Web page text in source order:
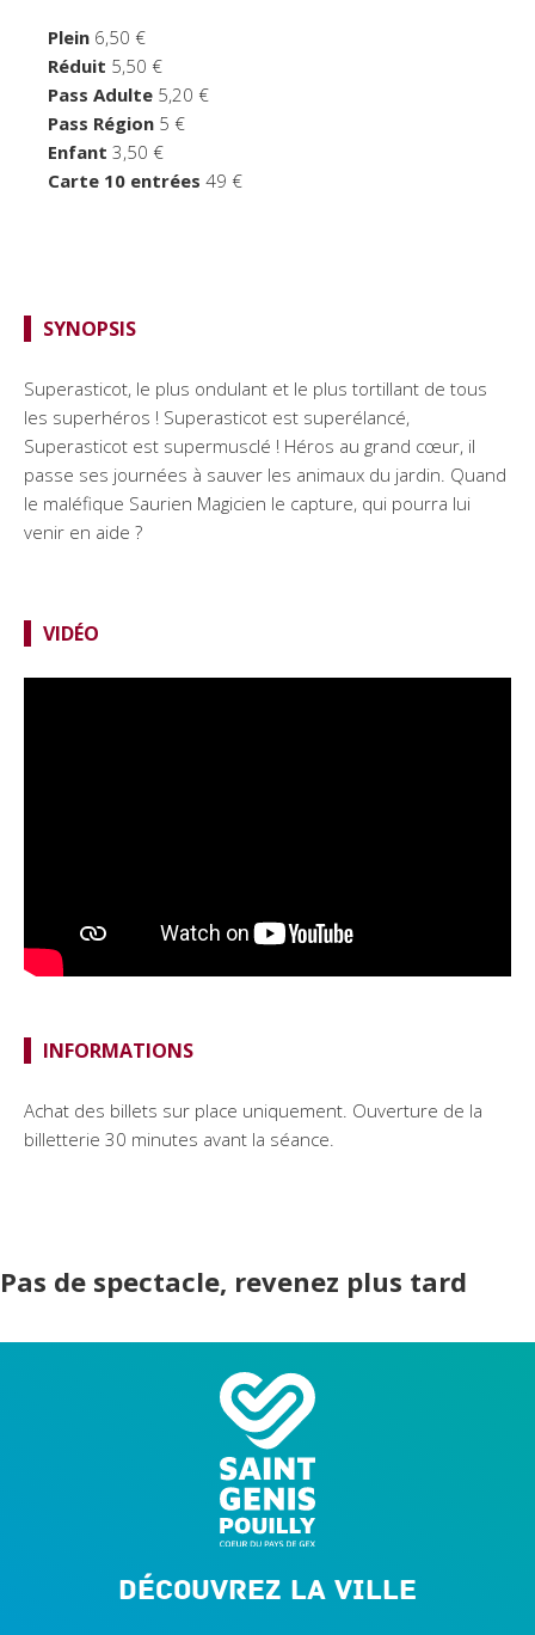
Plein 6,50 €
Réduit 5,50 €
Pass Adulte 5,20 €
Pass Région 5 €
Enfant 3,50 €
Carte 10 entrées 49 €
SYNOPSIS
Superasticot, le plus ondulant et le plus tortillant de tous
les superhéros ! Superasticot est superélancé,
Superasticot est supermusclé ! Héros au grand cœur, il
passe ses journées à sauver les animaux du jardin. Quand
le maléfique Saurien Magicien le capture, qui pourra lui
venir en aide ?
VIDÉO
INFORMATIONS
Achat des billets sur place uniquement. Ouverture de la
billetterie 30 minutes avant la séance.
Pas de spectacle, revenez plus tard
Découvrez la ville